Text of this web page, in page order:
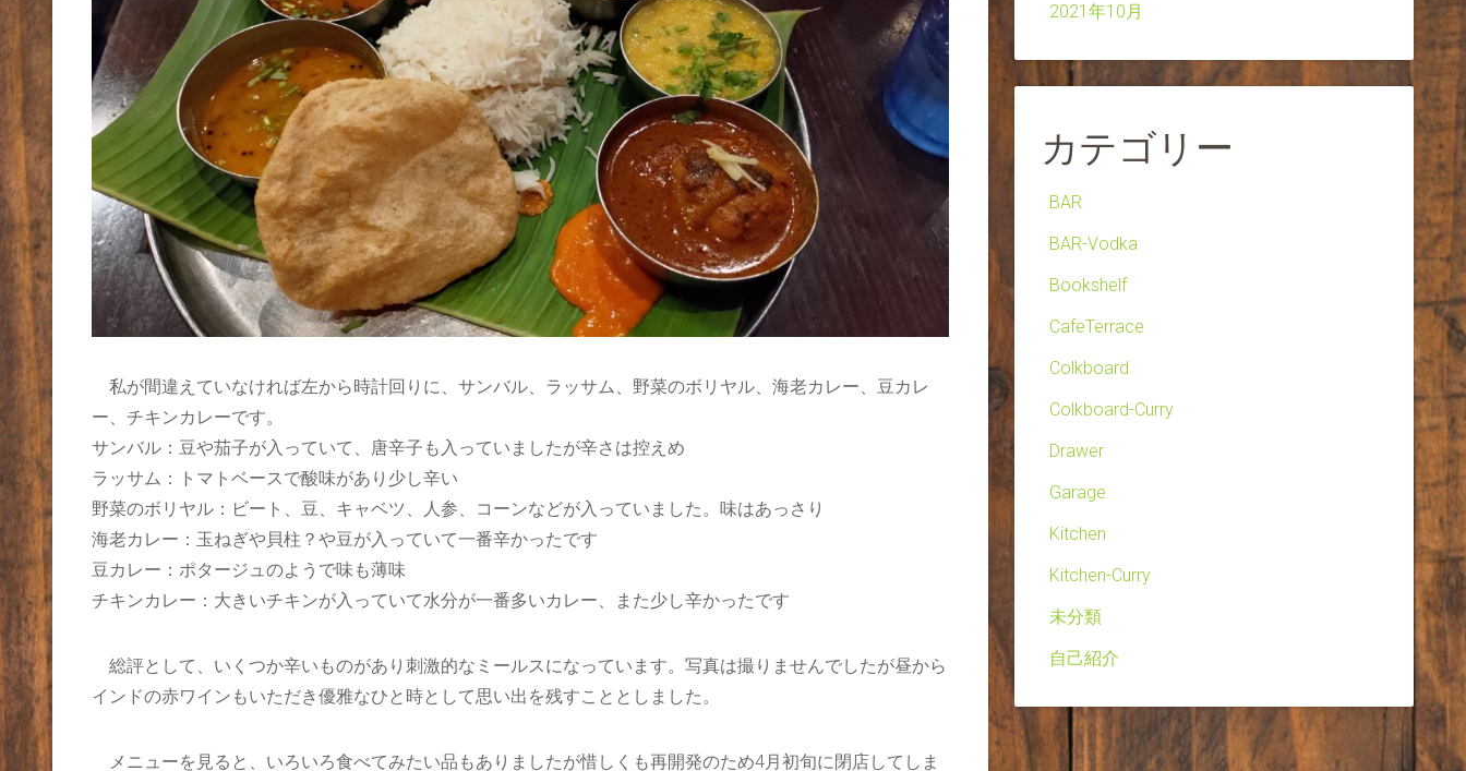
私が間違えていなければ左から時計回りに、サンバル、ラッサム、野菜のボリヤル、海老カレー、豆カレ
ー、チキンカレーです。
サンバル：豆や茄子が入っていて、唐辛子も入っていましたが辛さは控えめ
ラッサム：トマトベースで酸味があり少し辛い
野菜のボリヤル：ビート、豆、キャベツ、人参、コーンなどが入っていました。味はあっさり
海老カレー：玉ねぎや貝柱？や豆が入っていて一番辛かったです
豆カレー：ポタージュのようで味も薄味
チキンカレー：大きいチキンが入っていて水分が一番多いカレー、また少し辛かったです
総評として、いくつか辛いものがあり刺激的なミールスになっています。写真は撮りませんでしたが昼から
インドの赤ワインもいただき優雅なひと時として思い出を残すこととしました。
メニューを見ると、いろいろ食べてみたい品もありましたが惜しくも再開発のため4月初旬に閉店してしま
2021年10月
カテゴリー
BAR
BAR-Vodka
Bookshelf
CafeTerrace
Colkboard
Colkboard-Curry
Drawer
Garage
Kitchen
Kitchen-Curry
未分類
自己紹介